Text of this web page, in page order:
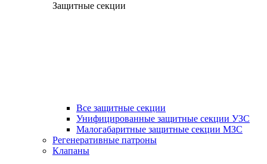
Защитные секции
Все защитные секции
Унифицированные защитные секции УЗС
Малогабаритные защитные секции МЗС
Регенеративные патроны
Клапаны